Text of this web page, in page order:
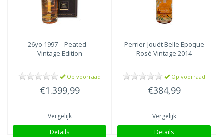
26yo 1997 – Peated –
Vintage Edition
Op voorraad
€1.399,99
Vergelijk
Details
Perrier-JouëtBelle Epoque
Rosé Vintage 2014
Op voorraad
€384,99
Vergelijk
Details